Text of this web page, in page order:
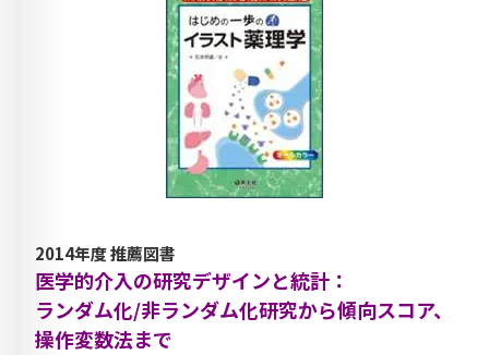
2014年度 推薦図書
医学的介入の研究デザインと統計：
ランダム化/非ランダム化研究から傾向スコア、
操作変数法まで